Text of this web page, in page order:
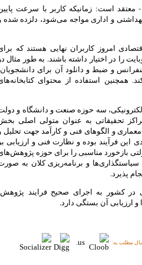
است: زمانیکه کاربر با سرعت
و اداری مواجه می‌شود، دلزده شده
امروز کاربران نهایی هستند که
باید سرعت کافی و بیش از 128 کیلوبایت را در اختیار داشته باشند. به طور مثال
و ضبط و دانلود آن برای
استفاده از محتوای
سه حوزه صنعت و دانشگاه و
تحقیقاتی به عنوان متولی اصلی
و الگوهای فنی و کارآمد جهت تحلیل
فرآیند بوده و نظارت فنی و ارزیابی
بازخورد مناسبی را برای حوزه
سیاستگذاری‌ها و برنامه‌ریزی کلان به
پذیرد.
در کشور به اجرای صحیح فرایند
ارزیابی آن بستگی دارد.
مطلب به: